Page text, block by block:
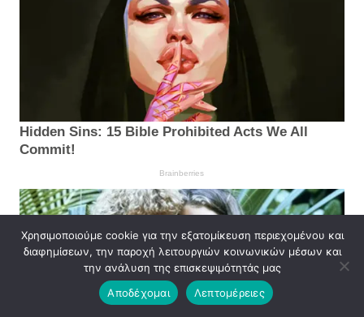
Χρησιμοποιούμε cookie για την εξατομίκευση περιεχομένου και
διαφημίσεων, την παροχή λειτουργιών κοινωνικών μέσων και
την ανάλυση της επισκεψιμότητάς μας
Αποδέχομαι
Λεπτομέρειες